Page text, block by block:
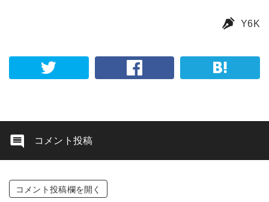
Y6K
コメント投稿
コメント投稿欄を開く